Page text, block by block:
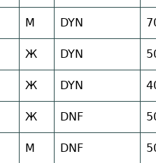
М DYN
Ж DYN
Ж DYN
Ж DNF
М DNF